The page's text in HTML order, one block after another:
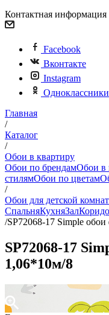
Контактная информация
Facebook
Вконтакте
Instagram
Одноклассники
Главная
/
Каталог
/
Обои в квартиру
Обои по брендамОбои в
стилямОбои по цветам
/
Обои для детской
СпальняКухняЗал
/SP72068-17 Simple
SP72068-17
1,06*10м/8